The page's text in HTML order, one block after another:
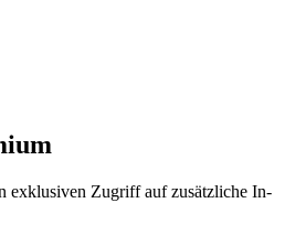
exklusiven Zugriff auf zusätzliche In-